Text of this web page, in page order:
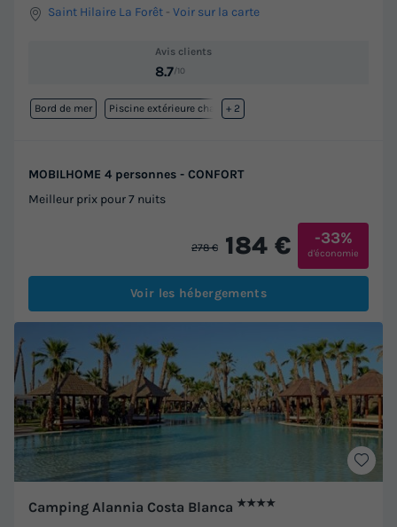
Saint Hilaire La Forêt -Voir sur la carte
Avis clients
8.7/10
Bord de mer Piscine extérieure chauffée
+ 2
MOBILHOME 4 personnes - CONFORT
Meilleur prix pour 7 nuits
278 € 184 € -33%
d'économie
Voir les hébergements
Camping Alannia Costa Blanca ★★★★